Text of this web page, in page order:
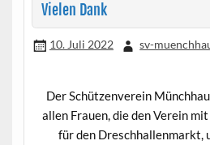
Vielen Dank
10. Juli 2022 sv-
Der Schützenverein
allen Frauen, die den Verein
für den Dreschhallenmarkt,